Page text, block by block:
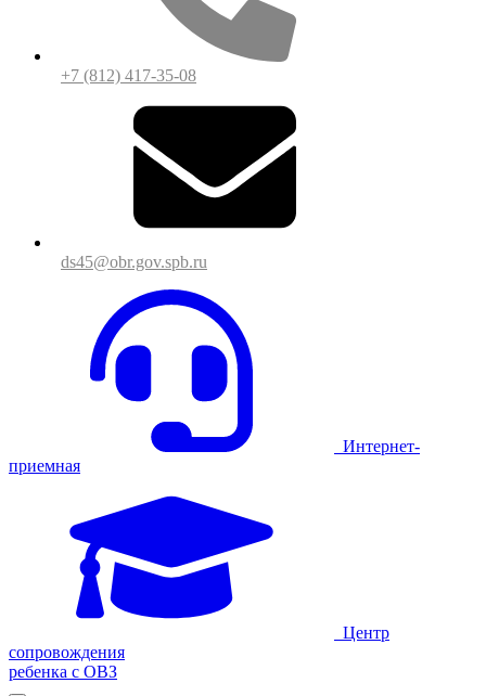
+7 (812) 417-35-08
ds45@obr.gov.spb.ru
Интернет-
приемная
Центр
сопровождения
ребенка с ОВЗ